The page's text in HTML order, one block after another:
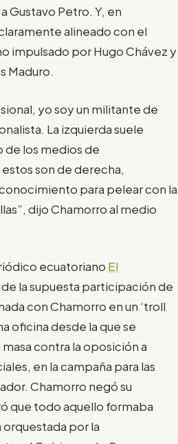
Gustavo Petro. Y, en
alineado con el
impulsado por Hugo Chávez y
Maduro.
yo soy un militante de
La izquierda suele
de los medios de
son de derecha,
para pelear con la
dijo Chamorro al medio
ecuatoriano El
la supuesta participación de
con Chamorro en un ‘troll
oficina desde la que se
contra la oposición a
en la campaña para las
Chamorro negó su
que todo aquello formaba
por la